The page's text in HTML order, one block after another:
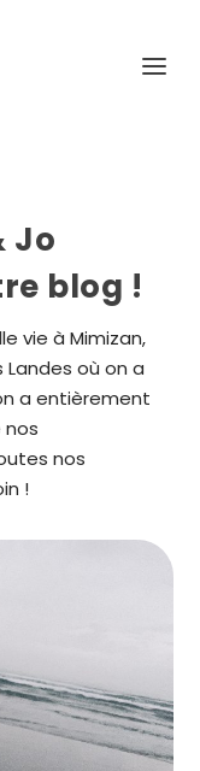
Jo
blog !
vie à Mimizan,
où on a
a entièrement
nos
nos
!